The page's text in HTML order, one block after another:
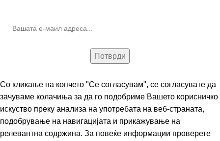
Со кликање на копчето "Се согласувам", се согласувате да
зачуваме колачиња за да го подобриме Вашето корисничко
искуство преку анализа на употребата на веб-страната,
подобрување на навигацијата и прикажување на
релевантна содржина. За повеќе информации проверете